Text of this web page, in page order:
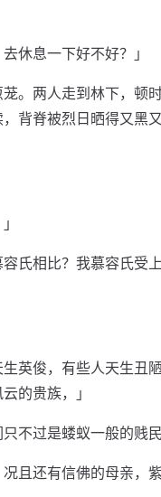
休息一下好不好？」
。两人走到林下，顿
背脊被烈日晒得又黑
氏相比？我慕容氏受
英俊，有些人天生丑
的贵族，」
不过是蝼蚁一般的贱民
且还有信佛的母亲，